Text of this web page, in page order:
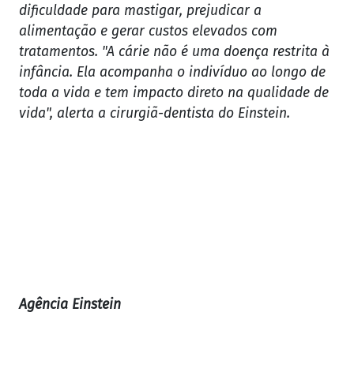
dificuldade para mastigar, prejudicar a
alimentação e gerar custos elevados com
tratamentos. "A cárie não é uma doença restrita à
infância. Ela acompanha o indivíduo ao longo de
toda a vida e tem impacto direto na qualidade de
vida", alerta a cirurgiã-dentista do Einstein.
Agência Einstein